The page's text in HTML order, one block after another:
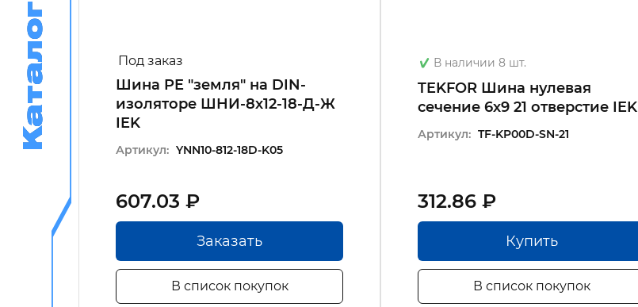
Каталог
Каталог Под заказ
Шина PE "земля" на DIN-
изоляторе ШНИ-8х12-18-Д-Ж
IEK
Артикул: YNN10-812-18D-K05
607.03 ₽
Заказать
В список покупок
В наличии 8 шт.
TEKFOR Шина нулевая
сечение 6х9 21 отверстие IEK
Артикул: TF-KP00D-SN-21
312.86 ₽
Купить
В список покупок